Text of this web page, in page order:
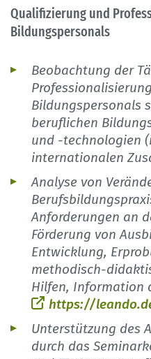
Qualifizierung und
Bildungspersonals
Beobachtung der
Bildungspersonals
beruflichen
und -technologien
internationalen
Analyse von
Anforderungen an
Förderung von
Entwicklung,
methodisch-
Hilfen, Information
https://
Unterstützung des
durch das